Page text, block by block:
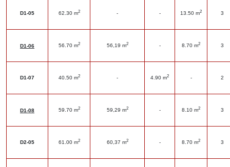
D1-05 62.30 m2 - - 13.50 m2 3
D1-06 56.70 m2 56,19 m2 - 8.70 m2 3
D1-07 40.50 m2 - 4.90 m2 - 2
D1-08 59.70 m2 59,29 m2 - 8.10 m2 3
D2-05 61.00 m2 60,37 m2 - 8.70 m2 3